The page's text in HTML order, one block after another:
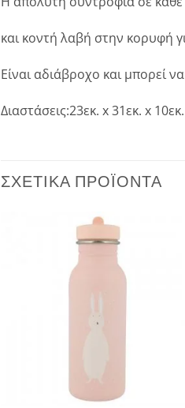
και κοντή λαβή στην κορυφή
Είναι αδιάβροχο και μπορεί
Διαστάσεις:23εκ. x 31εκ. x 10εκ.
ΣΧΕΤΙΚΆ ΠΡΟΪΌΝΤΑ